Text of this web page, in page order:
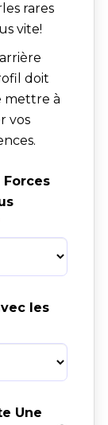
rares
vite!
doit
mettre à
vos
les
Une